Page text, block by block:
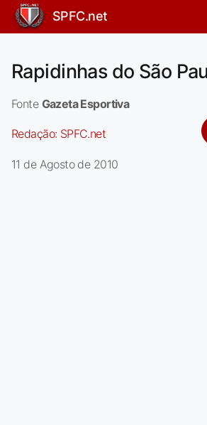
SPFC.net
Rapidinhas do São
Fonte Gazeta Esportiva
Redação: SPFC.net
11 de Agosto de 2010